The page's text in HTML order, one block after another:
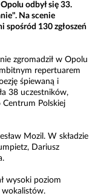
odbył się 33.
Na scenie
spośród 130 zgłoszeń
zgromadził w Opolu
repertuarem
śpiewaną i
38 uczestników,
Polskiej
Mozil. W składzie
Dariusz
wysoki poziom
wokalistów.